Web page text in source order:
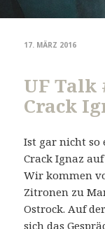
17. MÄRZ 2016
UF Talk
Crack
Ist gar nicht so
Crack Ignaz
Wir kommen
Zitronen zu
Ostrock. Auf
sich das